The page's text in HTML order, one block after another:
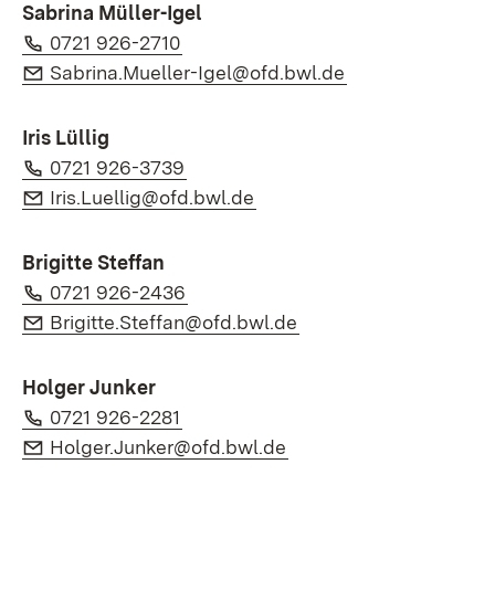
Sabrina Müller-Igel
Téléphone:
0721 926-2710
E-Mail:
Sabrina.Mueller-Igel@ofd.bwl.de
Iris Lüllig
Téléphone:
0721 926-3739
E-Mail:
Iris.Luellig@ofd.bwl.de
Brigitte Steffan
Téléphone:
0721 926-2436
E-Mail:
Brigitte.Steffan@ofd.bwl.de
Holger Junker
Téléphone:
0721 926-2281
E-Mail:
Holger.Junker@ofd.bwl.de